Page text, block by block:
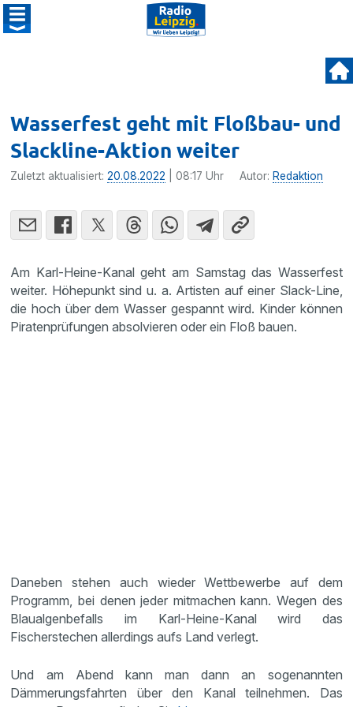
Wasserfest geht mit Floßbau- und
Slackline-Aktion weiter
Zuletzt aktualisiert:20.08.2022 | 08:17 Uhr Autor: Redaktion
Am Karl-Heine-Kanal geht am Samstag das Wasserfest
weiter. Höhepunkt sind u. a. Artisten auf einer Slack-Line,
die hoch über dem Wasser gespannt wird. Kinder können
Piratenprüfungen absolvieren oder ein Floß bauen.
Daneben stehen auch wieder Wettbewerbe auf dem
Programm, bei denen jeder mitmachen kann. Wegen des
Blaualgenbefalls im Karl-Heine-Kanal wird das
Fischerstechen allerdings aufs Land verlegt.
Und am Abend kann man dann an sogenannten
Dämmerungsfahrten über den Kanal teilnehmen. Das